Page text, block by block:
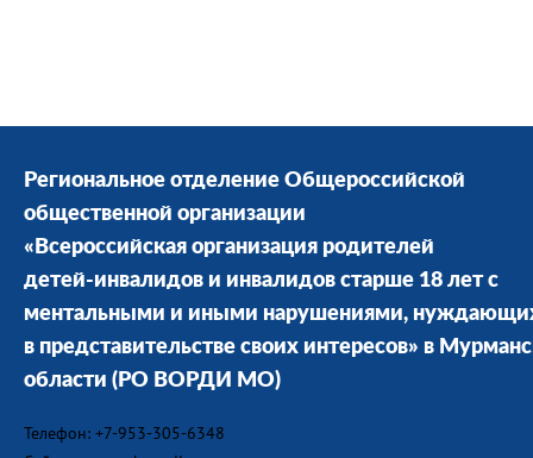
Региональное отделение Общероссийской
общественной организации
«Всероссийская организация родителей
детей-инвалидов и инвалидов старше 18 лет с
ментальными и иными нарушениями,
в представительстве своих интересов» в
области (РО ВОРДИ МО)
Телефон: +7-953-305-6348